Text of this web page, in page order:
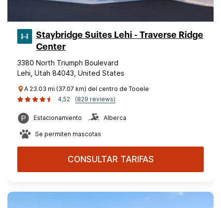
Staybridge Suites Lehi - Traverse Ridge
Center
3380 North Triumph Boulevard
Lehi, Utah 84043, United States
A 23.03 mi (37.07 km) del centro de Tooele
4,52
(829 reviews)
Estacionamiento Alberca
Se permiten mascotas
CONSULTAR TARIFAS